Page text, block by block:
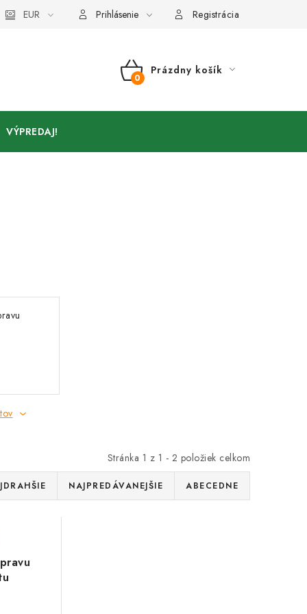
KontaktyEUR Prihlásenie Registrácia
NÁKUPNÝ
Prázdny košík
VÝPREDAJ!
Stránka 1 z 1 - 2 položiek celkom
NAJPREDÁVANEJŠIE ABECEDNE